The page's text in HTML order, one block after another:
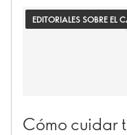
Slugging" y
atención que recibe.
EDITORIALES SOBRE EL
Cómo cuidar